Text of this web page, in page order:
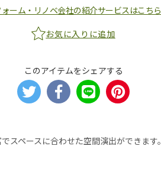
ーム・リノベ会社の紹介サービスはこちら
お気に入りに追加
このアイテムをシェアする
スペースに合わせた空間演出ができます。